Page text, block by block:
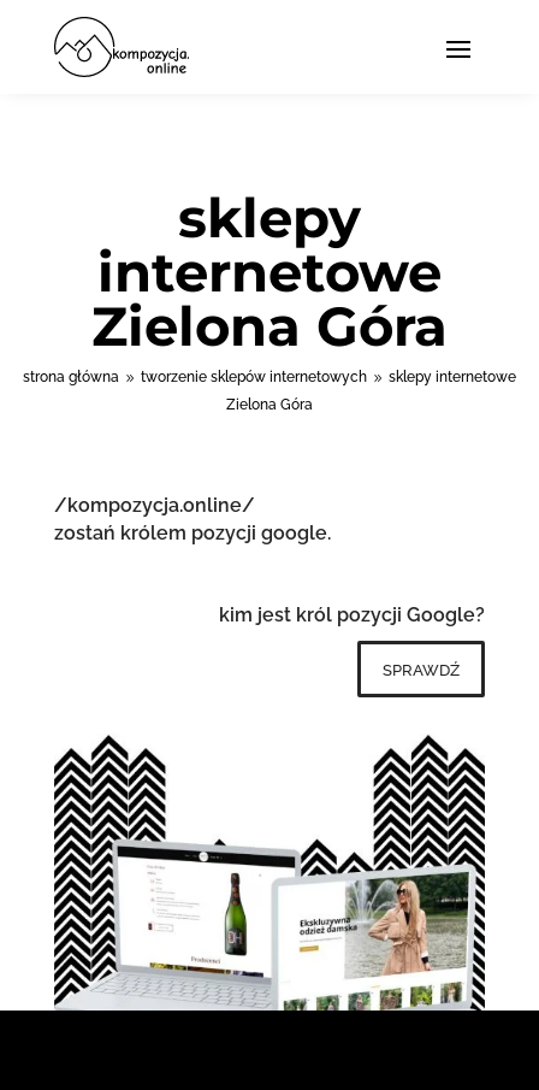
sklepy
internetowe
Zielona Góra
strona główna 9 tworzenie sklepów internetowych 9 sklepy internetowe
Zielona Góra
/kompozycja.online/
zostań królem pozycji google.
kim jest król pozycji Google?
sprawdź